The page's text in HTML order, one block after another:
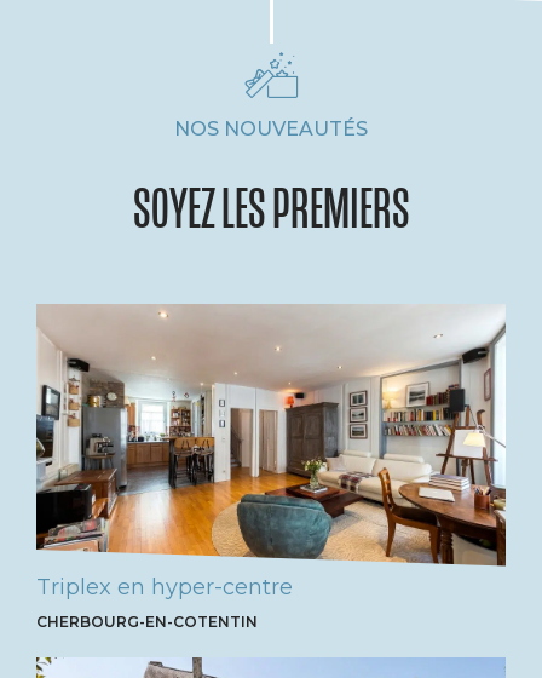
NOS NOUVEAUTÉS
SOYEZ LES PREMIERS
Triplex en hyper-centre
CHERBOURG-EN-COTENTIN